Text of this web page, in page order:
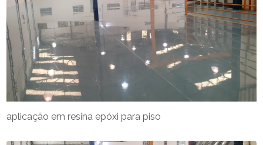
aplicação em resina epóxi para piso